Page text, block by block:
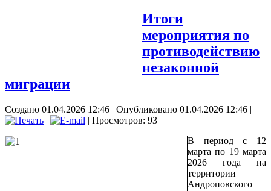
Итоги
мероприятия по
противодействию
незаконной
миграции
Создано 01.04.2026 12:46 | Опубликовано 01.04.2026 12:46 |
|
| Просмотров: 93
В период с 12
марта по 19 марта
2026 года на
территории
Андроповского